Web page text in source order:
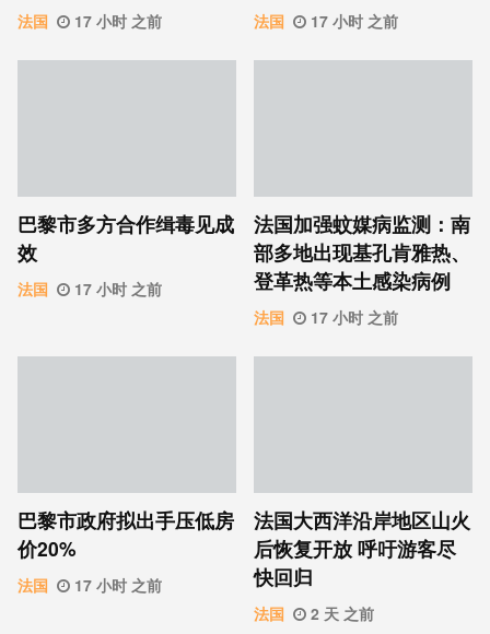
法国 17 小时 之前 法国 17 小时 之前
巴黎市多方合作缉毒见成
效
法国 17 小时 之前
法国加强蚊媒病监测：南
部多地出现基孔肯雅热、
登革热等本土感染病例
法国 17 小时 之前
巴黎市政府拟出手压低房
价20%
法国 17 小时 之前
法国大西洋沿岸地区山火
后恢复开放 呼吁游客尽
快回归
法国 2 天 之前